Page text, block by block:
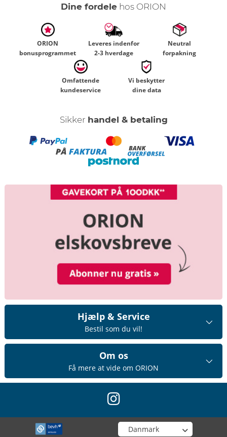
Dine fordele hos ORION
ORION
bonusprogrammet
Leveres indenfor
2-3 hverdage
Neutral
forpakning
Omfattende
kundeservice
Vi beskytter
dine data
Sikker handel & betaling
Hjælp & Service
Bestil som du vil!
Om os
Få mere at vide om ORION
instagram
Vælg din butik